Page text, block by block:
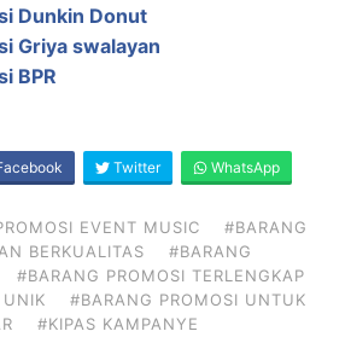
Dunkin Donut
Griya swalayan
BPR
Twitter WhatsApp
EVENT MUSIC
#BARANG
BERKUALITAS
#BARANG
#BARANG PROMOSI TERLENGKAP
#BARANG PROMOSI UNTUK
#KIPAS KAMPANYE